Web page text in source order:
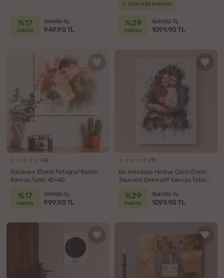
%17
indirim
1149.90 TL
949.90 TL
2. Ürün %30 İndirimli
%29
indirim
1549.90 TL
1099.90 TL
(4)
Suluboya Efektli Fotoğraf Baskılı
Kanvas Tablo 40x40
%17
indirim
1199.90 TL
999.90 TL
(1)
Kız Arkadaşa Hediye Çizim Efekti
Tasarımlı Dekoratif Kanvas Tablo
%29
indirim
1549.90 TL
1099.90 TL